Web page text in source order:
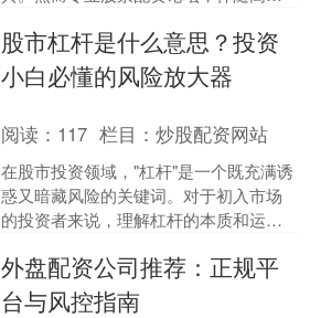
与合规问题。本文将围绕....
股市杠杆是什么意思？投资
小白必懂的风险放大器
阅读： 117 栏目：炒股配资网站
在股市投资领域，"杠杆"是一个既充满诱
惑又暗藏风险的关键词。对于初入市场
的投资者来说，理解杠杆的本质和运作
也能加剧亏损。 ##....
外盘配资公司推荐：正规平
台与风控指南